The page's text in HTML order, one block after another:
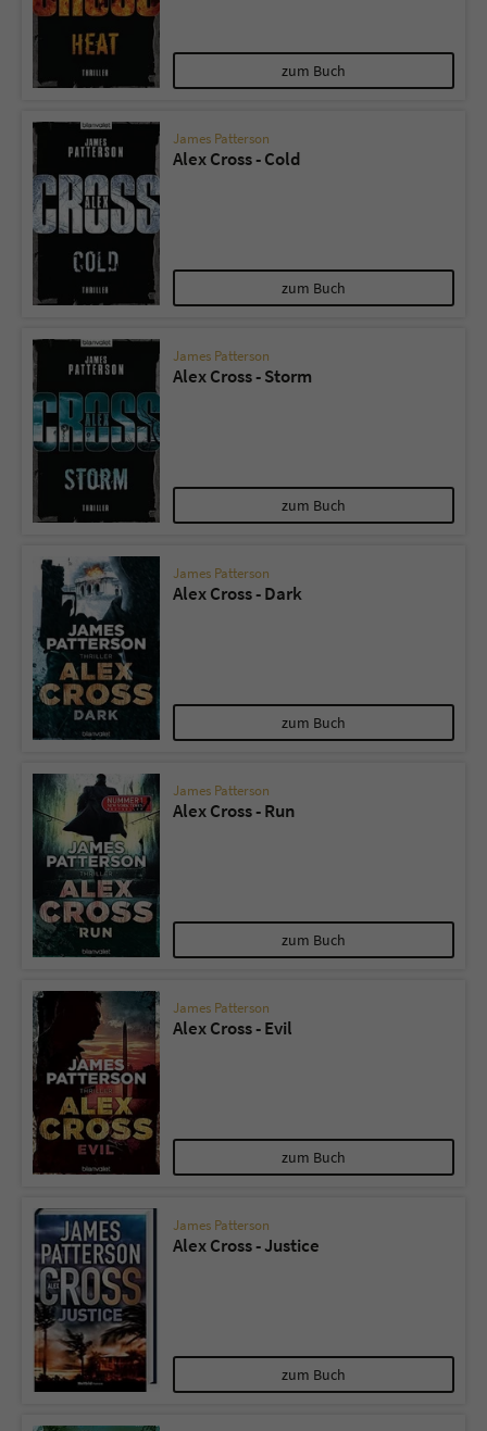
zum Buch
James Patterson
Alex Cross - Cold
zum Buch
James Patterson
Alex Cross - Storm
zum Buch
James Patterson
Alex Cross - Dark
zum Buch
James Patterson
Alex Cross - Run
zum Buch
James Patterson
Alex Cross - Evil
zum Buch
James Patterson
Alex Cross - Justice
zum Buch